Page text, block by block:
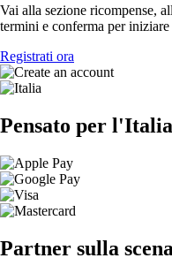
Vai alla sezione ricompense,
termini e conferma per
Registrati ora
Pensato per l'Italia
Partner sulla